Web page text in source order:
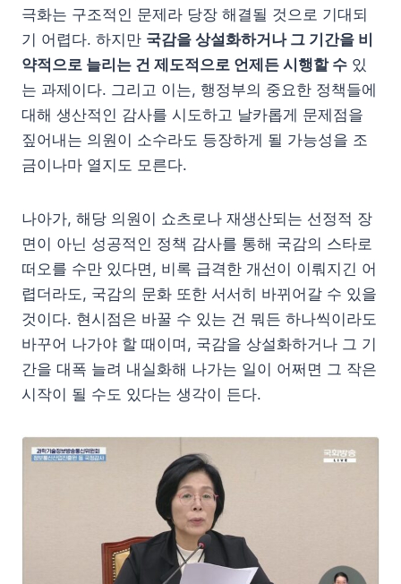
극화는 구조적인 문제라 당장 해결될 것으로 기대되
기 어렵다. 하지만 국감을 상설화하거나 그 기간을 비
약적으로 늘리는 건 제도적으로 언제든 시행할 수 있
는 과제이다. 그리고 이는, 행정부의 중요한 정책들에
대해 생산적인 감사를 시도하고 날카롭게 문제점을
짚어내는 의원이 소수라도 등장하게 될 가능성을 조
금이나마 열지도 모른다.
나아가, 해당 의원이 쇼츠로나 재생산되는 선정적 장
면이 아닌 성공적인 정책 감사를 통해 국감의 스타로
떠오를 수만 있다면, 비록 급격한 개선이 이뤄지긴 어
렵더라도, 국감의 문화 또한 서서히 바뀌어갈 수 있을
것이다. 현시점은 바꿀 수 있는 건 뭐든 하나씩이라도
바꾸어 나가야 할 때이며, 국감을 상설화하거나 그 기
간을 대폭 늘려 내실화해 나가는 일이 어쩌면 그 작은
시작이 될 수도 있다는 생각이 든다.